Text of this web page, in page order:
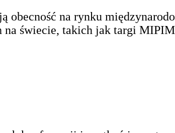
obecność na rynku
świecie, takich jak targi